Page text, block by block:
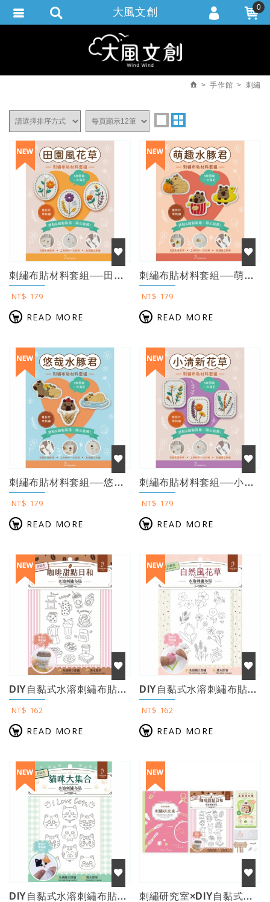
手作館 刺繡
刺繡布貼材料套組──田園風花草（含完整教學影片＋原寸繡圖）
NT$ 179
READ MORE
刺繡布貼材料套組──萌趣水豚君（含完整教學影片＋原寸繡圖）
NT$ 179
READ MORE
刺繡布貼材料套組──悠哉水豚君（含完整教學影片＋原寸繡圖）
NT$ 179
READ MORE
刺繡布貼材料套組──小清新花草（含完整教學影片＋原寸繡圖）
NT$ 179
READ MORE
DIY自黏式水溶刺繡布貼：咖啡甜點日和
NT$ 162
READ MORE
DIY自黏式水溶刺繡布貼：自然風花草
NT$ 162
READ MORE
DIY自黏式水溶刺繡布貼：貓咪大集合 刺繡研究室×DIY自黏式水溶刺繡布貼「咖啡甜點日和」（超值贈：貓咪甜點屋刺繡別針...
大風文創 0
會員登入
會員註冊
追蹤清單
繁體中文